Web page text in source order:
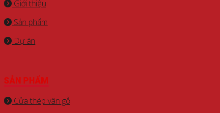
Giới thiệu
Sản phẩm
Dự án
SẢN PHẨM
Cửa thép vân gỗ